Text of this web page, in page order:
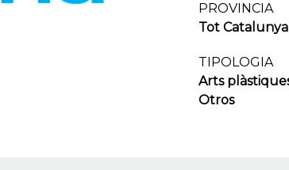
PROVINCIA
Tot Catalunya
TIPOLOGIA
Arts
Otros